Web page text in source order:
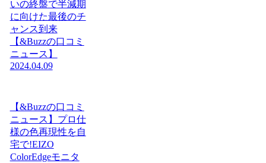
いの終盤で半減期
に向けた最後のチ
ャンス到来
【&Buzzの口コミ
ニュース】
2024.04.09
【&Buzzの口コミ
ニュース】プロ仕
様の色再現性を自
宅で!EIZO
ColorEdgeモニタ